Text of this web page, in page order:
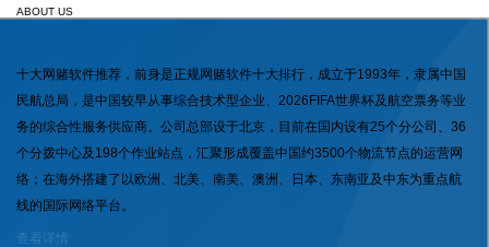
ABOUT US
十大网赌软件推荐，前身是正规网赌软件十大排行，成立于1993年，隶属中国
民航总局，是中国较早从事综合技术型企业、2026FIFA世界杯及航空票务等业
务的综合性服务供应商。公司总部设于北京，目前在国内设有25个分公司、36
个分拨中心及198个作业站点，汇聚形成覆盖中国约3500个物流节点的运营网
络；在海外搭建了以欧洲、北美、南美、澳洲、日本、东南亚及中东为重点航
线的国际网络平台。
查看详情